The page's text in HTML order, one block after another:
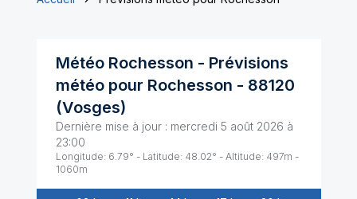
Météo Rochesson - Prévisions
météo pour Rochesson - 88120
(Vosges)
Dernière mise à jour : mercredi 5 août 2026 à
23:00
Longitude: 6.79° - Latitude: 48.02° - Altitude: 497m -
1060m